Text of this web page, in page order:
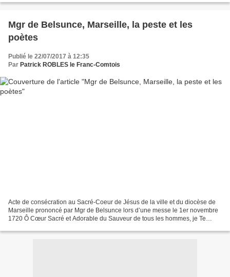
Mgr de Belsunce, Marseille, la peste et les
poètes
Publié le 22/07/2017 à 12:35
Par Patrick ROBLES le Franc-Comtois
Acte de consécration au Sacré-Coeur de Jésus de la ville et du diocèse de
Marseille prononcé par Mgr de Belsunce lors d’une messe le 1er novembre
1720 Ô Cœur Sacré et Adorable du Sauveur de tous les hommes, je Te